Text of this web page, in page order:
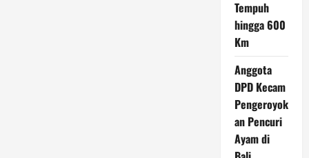
Tempuh
hingga 600
Km
Anggota
DPD Kecam
Pengeroyok
an Pencuri
Ayam di